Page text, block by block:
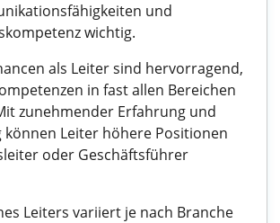
und
wichtig.
als Leiter sind hervorragend,
in fast allen Bereichen
zunehmender Erfahrung und
Leiter höhere Positionen
oder Geschäftsführer
Leiters variiert je nach Branche